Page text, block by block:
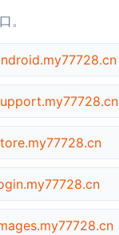
。